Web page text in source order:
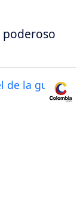
poderoso